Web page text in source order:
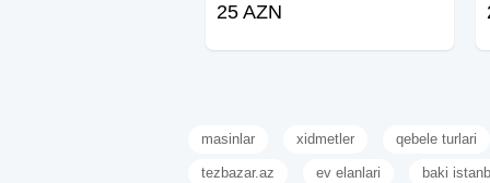
daxil) ✓Qiymətə daxildir: • Komfortlu
25 AZN
masinlar xidmetler qebele turlari
tezbazar.az ev elanlari baki